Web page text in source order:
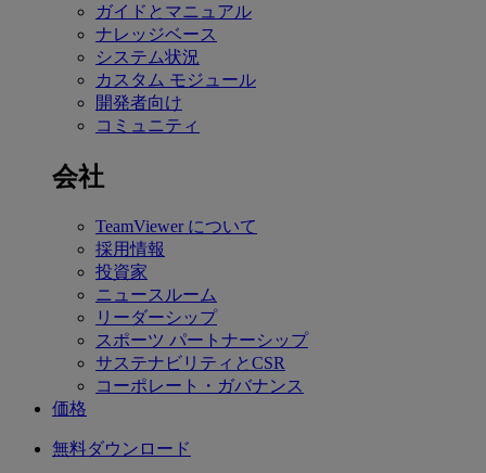
ガイドとマニュアル
ナレッジベース
システム状況
カスタム モジュール
開発者向け
コミュニティ
会社
TeamViewer について
採用情報
投資家
ニュースルーム
リーダーシップ
スポーツ パートナーシップ
サステナビリティとCSR
コーポレート・ガバナンス
価格
無料ダウンロード